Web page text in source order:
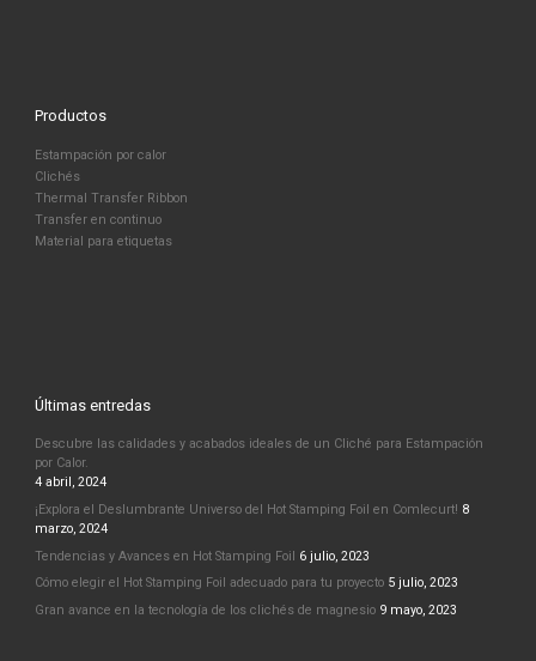
Productos
Estampación por calor
Clichés
Thermal Transfer Ribbon
Transfer en continuo
Material para etiquetas
Últimas entredas
Descubre las calidades y acabados ideales de un Cliché para Estampación
por Calor.
4 abril, 2024
¡Explora el Deslumbrante Universo del Hot Stamping Foil en Comlecurt! 8
marzo, 2024
Tendencias y Avances en Hot Stamping Foil 6 julio, 2023
Cómo elegir el Hot Stamping Foil adecuado para tu proyecto 5 julio, 2023
Gran avance en la tecnología de los clichés de magnesio 9 mayo, 2023